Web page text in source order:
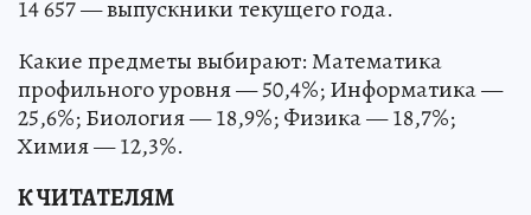
14 657 — выпускники текущего года.
Какие предметы выбирают: Математика
профильного уровня — 50,4%; Информатика —
25,6%; Биология — 18,9%; Физика — 18,7%;
Химия — 12,3%.
К ЧИТАТЕЛЯМ